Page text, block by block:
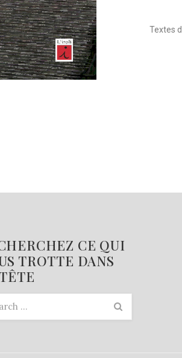
Textes
CE QUI
TROTTE DANS